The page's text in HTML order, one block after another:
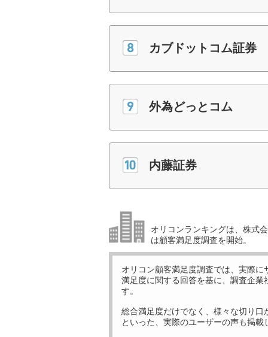
カブドットコム証券
外為どっとコム
内藤証券
オリコンランキングは、株式
は顧客満足度調査を開始。
オリコン顧客満足度調査では、実際に
満足度に関する回答を基に、調査企業
す。
総合満足度だけでなく、様々な切り口
といった、実際のユーザーの声も掲載